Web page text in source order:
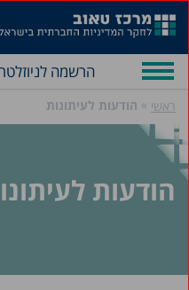
הרשמה לניוזלטר
ראשי » הודעות לעיתונות
הודעות